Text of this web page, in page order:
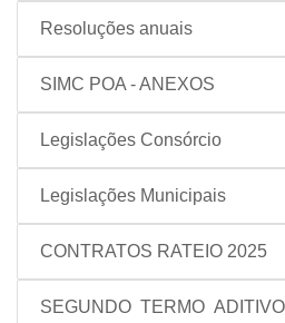
Resoluções anuais
SIMC POA - ANEXOS
Legislações Consórcio
Legislações Municipais
CONTRATOS RATEIO 2025
SEGUNDO TERMO